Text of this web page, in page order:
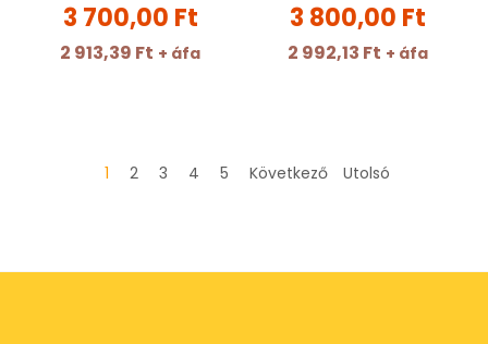
3 700,00 Ft
2 913,39 Ft + áfa
3 800,00 Ft
2 992,13 Ft + áfa
1 2 3 4 5 Következő Utolsó